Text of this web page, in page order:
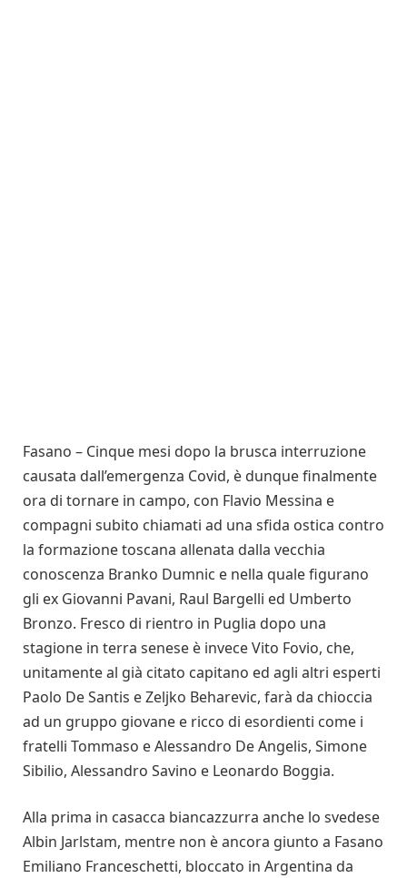
Fasano – Cinque mesi dopo la brusca interruzione
causata dall’emergenza Covid, è dunque finalmente
ora di tornare in campo, con Flavio Messina e
compagni subito chiamati ad una sfida ostica contro
la formazione toscana allenata dalla vecchia
conoscenza Branko Dumnic e nella quale figurano
gli ex Giovanni Pavani, Raul Bargelli ed Umberto
Bronzo. Fresco di rientro in Puglia dopo una
stagione in terra senese è invece Vito Fovio, che,
unitamente al già citato capitano ed agli altri esperti
Paolo De Santis e Zeljko Beharevic, farà da chioccia
ad un gruppo giovane e ricco di esordienti come i
fratelli Tommaso e Alessandro De Angelis, Simone
Sibilio, Alessandro Savino e Leonardo Boggia.
Alla prima in casacca biancazzurra anche lo svedese
Albin Jarlstam, mentre non è ancora giunto a Fasano
Emiliano Franceschetti, bloccato in Argentina da